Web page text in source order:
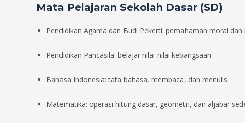
Mata Pelajaran Sekolah Dasar (SD)
Pendidikan Agama dan Budi Pekerti: pemahaman moral dan
Pendidikan Pancasila: belajar nilai-nilai kebangsaan
Bahasa Indonesia: tata bahasa, membaca, dan menulis
Matematika: operasi hitung dasar, geometri, dan aljabar